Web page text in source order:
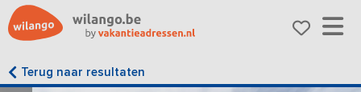
Terug naar resultaten